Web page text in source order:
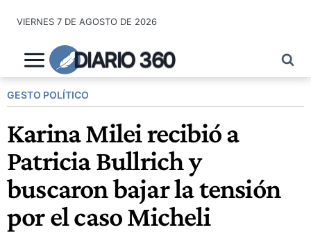
contenido
VIERNES 7 DE AGOSTO DE 2026
DIARIO 360
GESTO POLÍTICO
Karina Milei recibió a
Patricia Bullrich y
buscaron bajar la tensión
por el caso Micheli